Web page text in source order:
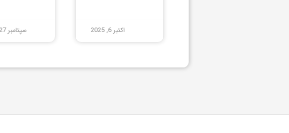
اکتبر 6, 2025 سپتامبر 27, 2025